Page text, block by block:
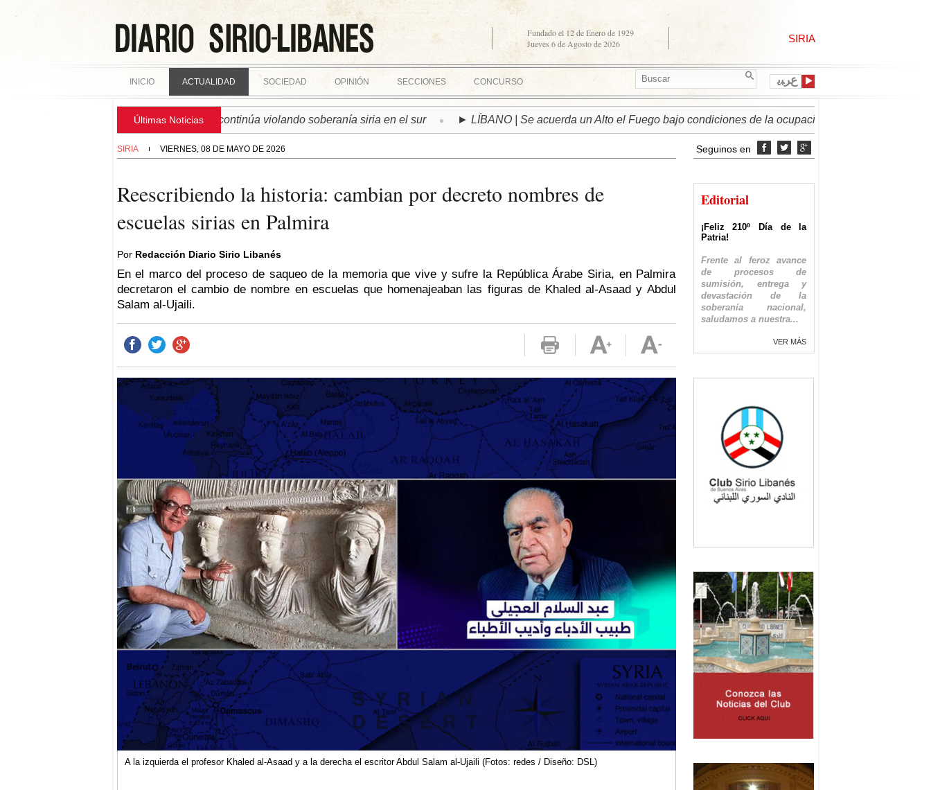
Fundado el 12 de Enero de 1929
Jueves 6 de Agosto de 2026
SIRIA
ﻉﺮﺒﻳ INICIO ACTUALIDAD SOCIEDAD OPINIÓN SECCIONES CONCURSO
Últimas Noticias
► SIRIA | Régimen israelí continúa violando soberanía siria en el sur ► LÍBANO | Se acuerda un Alto el Fuego bajo condiciones de la ocupación israelí
SIRIA VIERNES, 08 DE MAYO DE 2026
Reescribiendo la historia: cambian por decreto nombres de
escuelas sirias en Palmira
Por Redacción Diario Sirio Libanés
En el marco del proceso de saqueo de la memoria que vive y sufre la República Árabe Siria, en Palmira
decretaron el cambio de nombre en escuelas que homenajeaban las figuras de Khaled al-Asaad y Abdul
Salam al-Ujaili.
A la izquierda el profesor Khaled al-Asaad y a la derecha el escritor Abdul Salam al-Ujaili (Fotos: redes / Diseño: DSL)
Seguinos en   
Editorial
¡Feliz 210º Día de la
Patria!
Frente al feroz avance
de procesos de
sumisión, entrega y
devastación de la
soberanía nacional,
saludamos a nuestra...
VER MÁS